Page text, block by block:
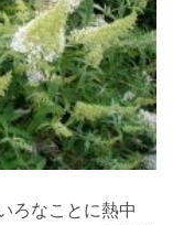
ろなことに熱中